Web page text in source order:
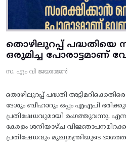
തൊഴിലുറപ്പ് പദ്ധതിയെ
ഒരുമിച്ച പോരാട്ടമാണ്
സ. എം വി ജയരാജൻ
തൊഴിലുറപ്പ് പദ്ധതി
ദേശും ബീഹാറും ഒപ്പം എഎപി
പ്രതിഷേധവുമായി രംഗത്തുവന്നു.
കേരളം ശനിയാഴ്ച
പ്രതിഷേധവും മുഖ്യമന്ത്രിയുടെ